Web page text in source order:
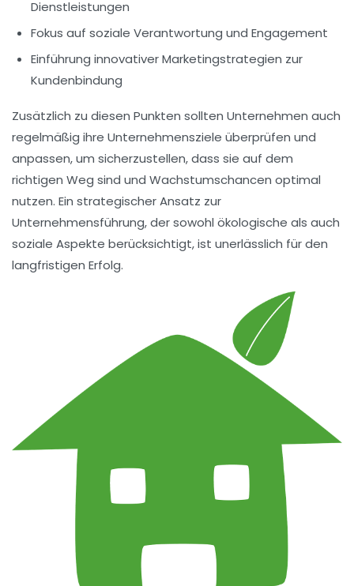
Dienstleistungen
Fokus auf soziale Verantwortung und Engagement
Einführung innovativer Marketingstrategien zur
Kundenbindung
Zusätzlich zu diesen Punkten sollten Unternehmen auch
regelmäßig ihre Unternehmensziele überprüfen und
anpassen, um sicherzustellen, dass sie auf dem
richtigen Weg sind und Wachstumschancen optimal
nutzen. Ein strategischer Ansatz zur
Unternehmensführung, der sowohl ökologische als auch
soziale Aspekte berücksichtigt, ist unerlässlich für den
langfristigen Erfolg.